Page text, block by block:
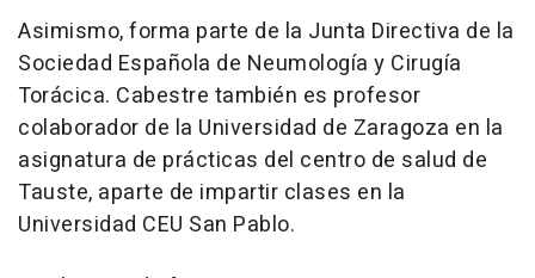
Asimismo, forma parte de la Junta Directiva de la
Sociedad Española de Neumología y Cirugía
Torácica. Cabestre también es profesor
colaborador de la Universidad de Zaragoza en la
asignatura de prácticas del centro de salud de
Tauste, aparte de impartir clases en la
Universidad CEU San Pablo.